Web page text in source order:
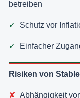
betreiben
Schutz vor
Einfacher
Risiken von
Abhängigkeit